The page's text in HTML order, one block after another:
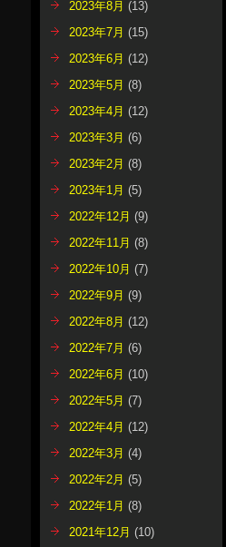
2023年8月 (13)
2023年7月 (15)
2023年6月 (12)
2023年5月 (8)
2023年4月 (12)
2023年3月 (6)
2023年2月 (8)
2023年1月 (5)
2022年12月 (9)
2022年11月 (8)
2022年10月 (7)
2022年9月 (9)
2022年8月 (12)
2022年7月 (6)
2022年6月 (10)
2022年5月 (7)
2022年4月 (12)
2022年3月 (4)
2022年2月 (5)
2022年1月 (8)
2021年12月 (10)